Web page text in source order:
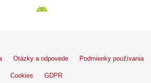
Otázky a odpovede Podmienky používania
Cookies GDPR